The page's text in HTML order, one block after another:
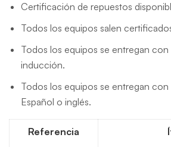
Certificación de repuestos
Todos los equipos salen
Todos los equipos se entregan con
inducción.
Todos los equipos se entregan con
Español o inglés.
Referencia